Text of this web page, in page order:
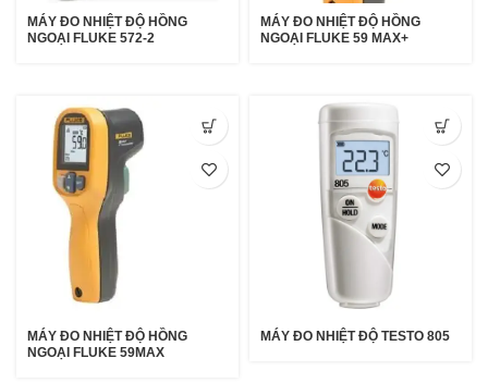
MÁY ĐO NHIỆT ĐỘ HỒNG
NGOẠI FLUKE 572-2
MÁY ĐO NHIỆT ĐỘ HỒNG
NGOẠI FLUKE 59 MAX+
MÁY ĐO NHIỆT ĐỘ HỒNG
NGOẠI FLUKE 59MAX
MÁY ĐO NHIỆT ĐỘ TESTO 805